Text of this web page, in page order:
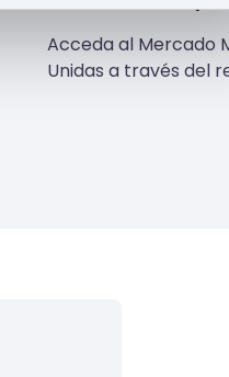
Acceda al Mercado
Unidas a través del